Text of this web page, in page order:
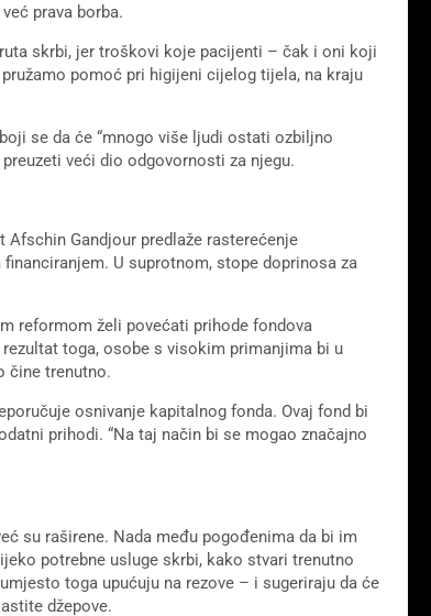
prava borba.
skrbi, jer troškovi koje pacijenti – čak i oni koji
pomoć pri higijeni cijelog tijela, na kraju
se da će “mnogo više ljudi ostati ozbiljno
veći dio odgovornosti za njegu.
Gandjour predlaže rasterećenje
U suprotnom, stope doprinosa za
reformom želi povećati prihode fondova
toga, osobe s visokim primanjima bi u
čine trenutno.
osnivanje kapitalnog fonda. Ovaj fond bi
prihodi. “Na taj način bi se mogao značajno
su raširene. Nada među pogođenima da bi im
potrebne usluge skrbi, kako stvari trenutno
toga upućuju na rezove – i sugeriraju da će
džepove.